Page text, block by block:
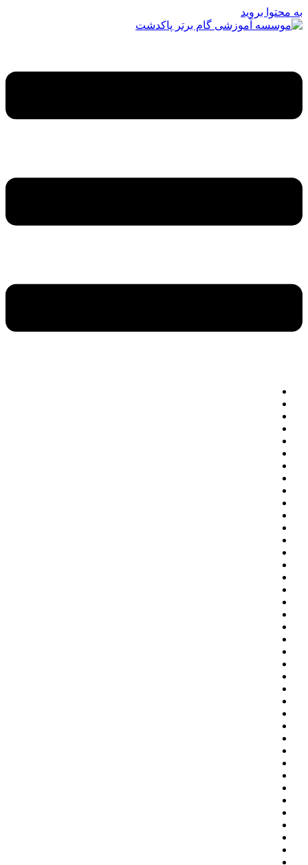
به محتوا بروید